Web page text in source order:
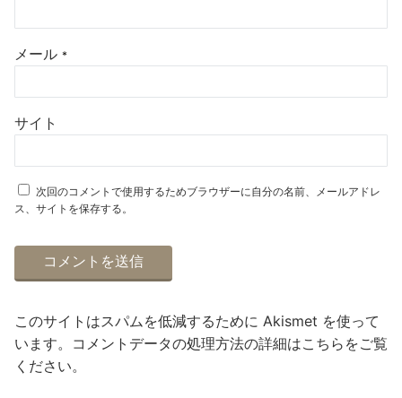
メール *
サイト
次回のコメントで使用するためブラウザーに自分の名前、メールアドレ
ス、サイトを保存する。
このサイトはスパムを低減するために Akismet を使って
います。 コメントデータの処理方法の詳細はこちらをご覧
ください。